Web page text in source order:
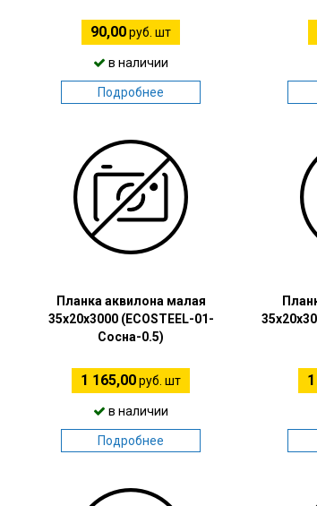
90,00руб. шт
в наличии
Подробнее
Планка аквилона малая
35х20х3000 (ECOSTEEL-01-
Сосна-0.5)
1 165,00руб. шт
в наличии
Подробнее